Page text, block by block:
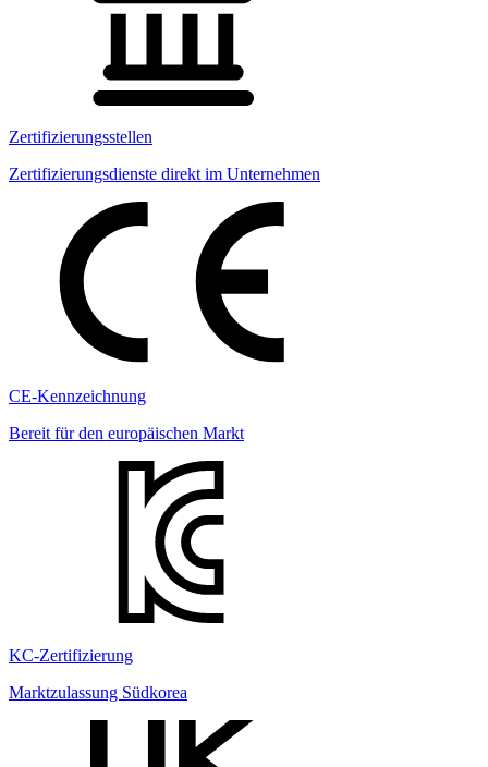
Zertifizierungsstellen
Zertifizierungsdienste direkt im Unternehmen
CE-Kennzeichnung
Bereit für den europäischen Markt
KC-Zertifizierung
Marktzulassung Südkorea